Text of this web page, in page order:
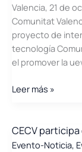
infraestructuras.
Aspectos
Clave.
Valencia, 21 de
Comunitat
proyecto de
tecnología
el promover la
Foro
Empresarial
C.Valenciana-
Leer más »
CECV
Evento-Noticia,